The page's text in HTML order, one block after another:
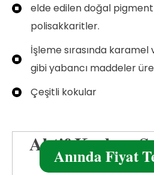
elde edilen doğal
polisakkaritler.
İşleme sırasında
gibi yabancı maddeler
Çeşitli kokular
Aktif Karbon
Planlıyor
Anında Fiyat